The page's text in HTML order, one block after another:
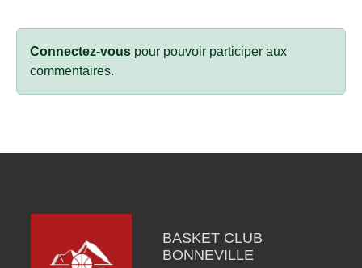
Connectez-vous pour pouvoir participer aux
commentaires.
BASKET CLUB
BONNEVILLE